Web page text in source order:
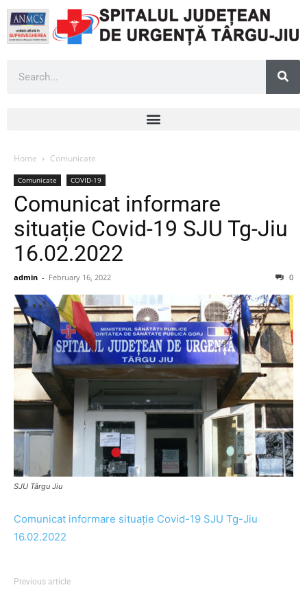
Home Comunicate
Comunicate COVID-19
Comunicat informare
situație Covid-19 SJU Tg-Jiu
16.02.2022
admin - February 16, 2022 0
SJU Târgu Jiu
Comunicat informare situație Covid-19 SJU Tg-Jiu
16.02.2022
Previous article